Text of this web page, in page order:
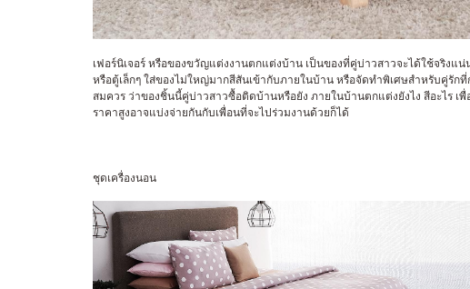
เฟอร์นิเจอร์ หรือของขวัญแต่งงานตกแต่งบ้าน เป็นของที่คู่บ่าวสาวจะได้ใช้จริง
หรือตู้เล็กๆ ใส่ของไม่ใหญ่มากสีสันเข้ากับภายในบ้าน หรือจัดทำพิเศษสำหรับคู่รั
สมควร ว่าของชิ้นนี้คู่บ่าวสาวซื้อติดบ้านหรือยัง ภายในบ้านตกแต่งยังไง สีอะไร
ราคาสูงอาจแบ่งจ่ายกันกับเพื่อนที่จะไปร่วมงานด้วยก็ได้
ชุดเครื่องนอน